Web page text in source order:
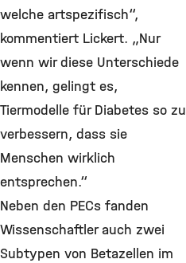
welche artspezifisch“,
kommentiert Lickert. „Nur
wenn wir diese Unterschiede
kennen, gelingt es,
Tiermodelle für Diabetes so zu
verbessern, dass sie
Menschen wirklich
entsprechen.“
Neben den PECs fanden
Wissenschaftler auch zwei
Subtypen von Betazellen im